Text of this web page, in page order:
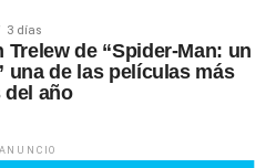
3 días
Trelew de “Spider-Man: un
una de las películas más
del año
ANUNCIO